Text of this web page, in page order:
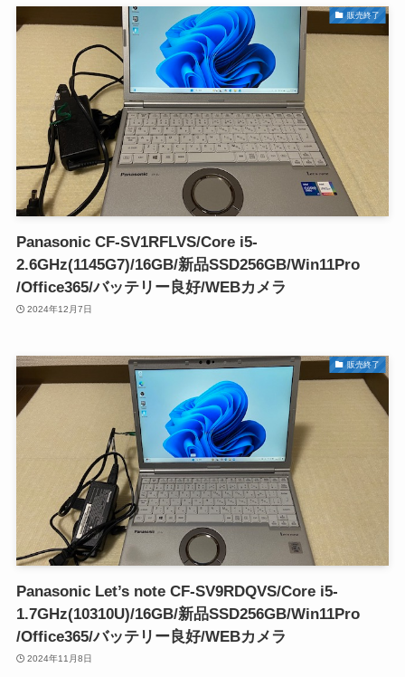
販売終了
Panasonic CF-SV1RFLVS/Core i5-
2.6GHz(1145G7)/16GB/新品SSD256GB/Win11Pro
/Office365/バッテリー良好/WEBカメラ
2024年12月7日
販売終了
Panasonic Let’s note CF-SV9RDQVS/Core i5-
1.7GHz(10310U)/16GB/新品SSD256GB/Win11Pro
/Office365/バッテリー良好/WEBカメラ
2024年11月8日